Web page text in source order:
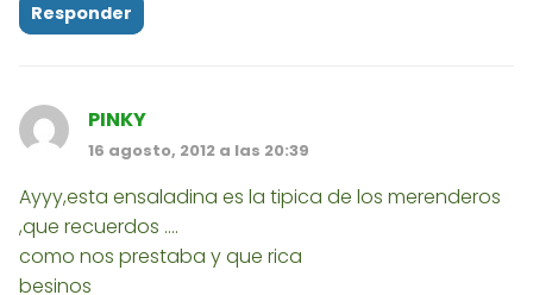
Responder
PINKY
16 agosto, 2012 a las 20:39
Ayyy,esta ensaladina es la tipica de los merenderos
,que recuerdos ....
como nos prestaba y que rica
besinos